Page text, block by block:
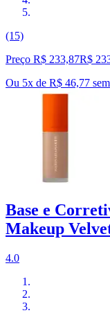
(15)
Preço R$ 233,87R$
Ou 5x de R$ 46,77
Base e
Makeup
4.0